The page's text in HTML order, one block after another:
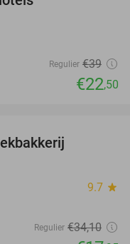
Regulier €39
€22,50
9.7 star
Regulier €34,10